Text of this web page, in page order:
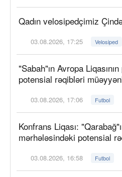
Qadın velosipedçimiz
03.08.2026, 17:25 Velosiped
"Sabah"ın Avropa
potensial rəqibləri
03.08.2026, 17:06 Futbol
Konfrans Liqası:
mərhələsindəki potensial
03.08.2026, 16:58 Futbol